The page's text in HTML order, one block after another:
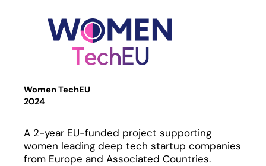
Women TechEU
2024
A 2-year EU-funded project supporting
women leading deep tech startup companies
from Europe and Associated Countries.